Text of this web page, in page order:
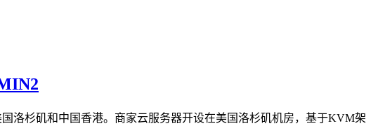
洛杉矶和中国香港。商家云服务器开设在美国洛杉矶机房，基于KVM架